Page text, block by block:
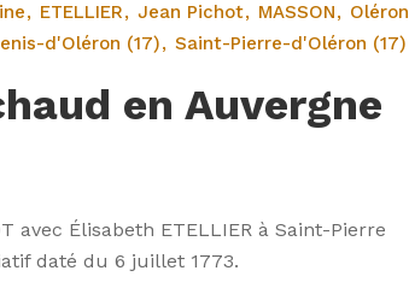
ETELLIER Jean Pichot MASSON
Oléron
d'Oléron (17) Saint-Pierre-d'Oléron (17)
en Auvergne
avec Élisabeth ETELLIER à Saint-Pierre
daté du 6 juillet 1773.